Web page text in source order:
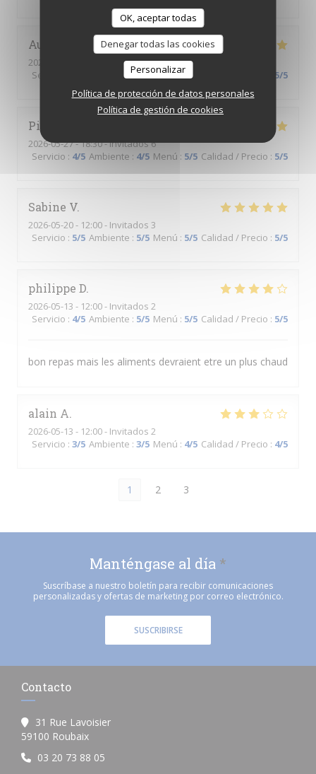
OK, aceptar todas
Denegar todas las cookies
Personalizar
Política de protección de datos personales
Política de gestión de cookies
Aurelie
2026-06-11
- 12:00 - Invitados 4
Servicio
Ambiente : 5/5 Menú: /5 5/5
Pierre
2026-05-27- 18:30 - Invitados 6
Servicio : 4/5 Ambiente : 4/5 Menú : 5/5 Calidad / Precio : 5/5
Sabine V
2026-05-20- 12:00 - Invitados 3
Servicio : 5/5 Ambiente : 5/5 Menú : 5/5 Calidad / Precio : 5/5
philippe D
2026-05-13 - 12:00 - Invitados 2
Servicio : 4/5 Ambiente : 5/5 Menú : 5/5 Calidad / Precio : 5/5
bon repas mais les aliments devraient etre un plus chaud
alain A
2026-05-13 - 12:00 - Invitados 2
Servicio : 3/5 Ambiente : 3/5 Menú : 4/5 Calidad / Precio : 4/5
1 2 3
Manténgase al día *
Suscríbase a nuestro boletín para recibir comunicaciones
personalizadas y ofertas de marketing por correo electrónico.
SUSCRIBIRSE
Contacto
31 Rue Lavoisier
59100 Roubaix((abre en una nueva ventana))
03 20 73 88 05